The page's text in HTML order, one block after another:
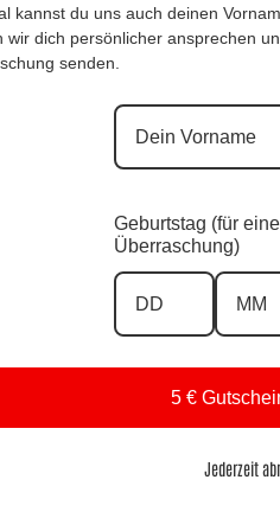
Versand in 1–3 Arbeitstagen
Größe
In den Warenkorb
e
n
↩️ Kostenlose 14 Tage
🚚 Versand & Lieferung
⭐ Von Kund:innen
💬 Persönlicher Service
kannst du uns auch deinen
wir dich persönlicher ansprechen
senden.
Geburtstag (für
Überraschung)
5 €
Jederzeit